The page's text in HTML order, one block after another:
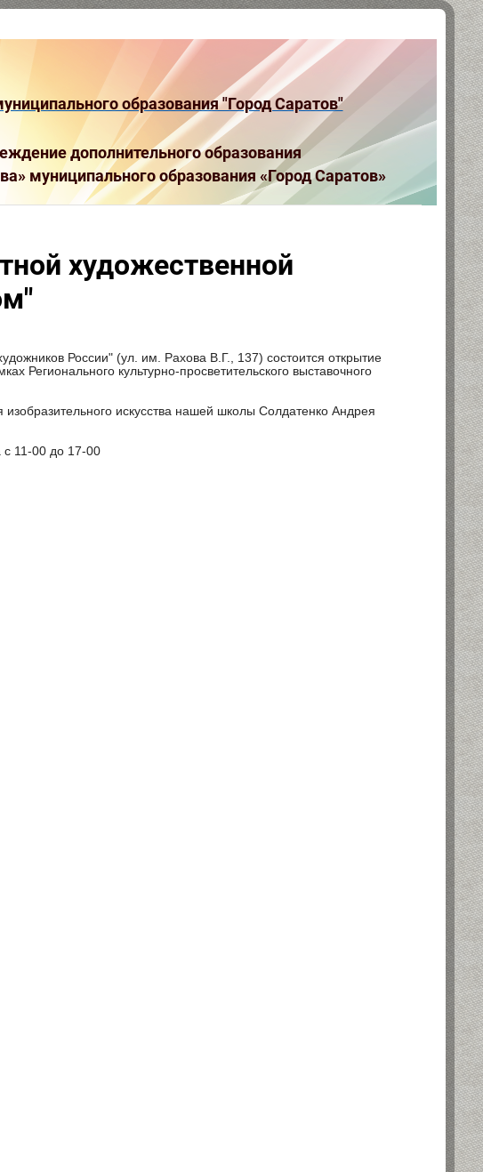
образования "Город Саратов"
дополнительного образования
муниципального образования «Город Саратов»
художественной
России" (ул. им. Рахова В.Г., 137) состоится открытие
Регионального культурно-просветительского выставочного
искусства нашей школы Солдатенко Андрея
с 11-00 до 17-00